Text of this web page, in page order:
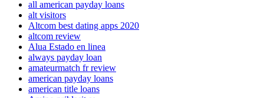
all american payday loans
alt visitors
Altcom best dating apps 2020
altcom review
Alua Estado en linea
always payday loan
amateurmatch fr review
american payday loans
american title loans